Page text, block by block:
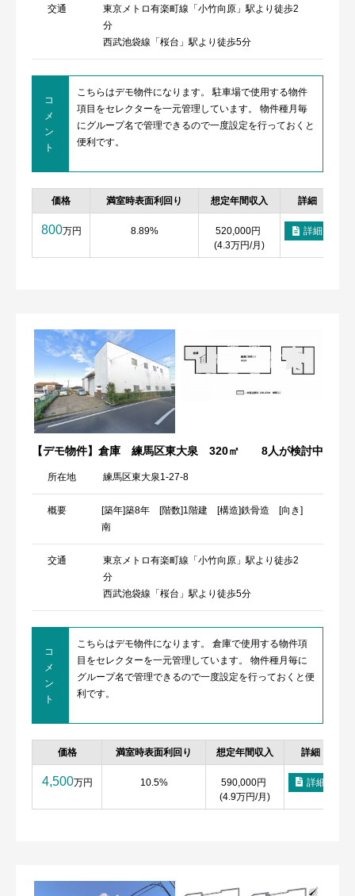
交通
東京メトロ有楽町線「小竹向原」駅より徒歩2
分
西武池袋線「桜台」駅より徒歩5分
コ
メ
ン
ト
こちらはデモ物件になります。 駐車場で使用する物件
項目をセレクターを一元管理しています。 物件種月毎
にグループ名で管理できるので一度設定を行っておくと
便利です。
価格 満室時表面利回り 想定年間収入 詳細
800万円 8.89%
520,000円
(4.3万円/月)
詳細
【デモ物件】倉庫 練馬区東大泉 320㎡ 8人が検討中
所在地 練馬区東大泉1-27-8
概要
[築年]築8年 [階数]1階建 [構造]鉄骨造 [向き]
南
交通
東京メトロ有楽町線「小竹向原」駅より徒歩2
分
西武池袋線「桜台」駅より徒歩5分
コ
メ
ン
ト
こちらはデモ物件になります。 倉庫で使用する物件項
目をセレクターを一元管理しています。 物件種月毎に
グループ名で管理できるので一度設定を行っておくと便
利です。
価格 満室時表面利回り 想定年間収入 詳細
4,500万円 10.5%
590,000円
(4.9万円/月)
詳細